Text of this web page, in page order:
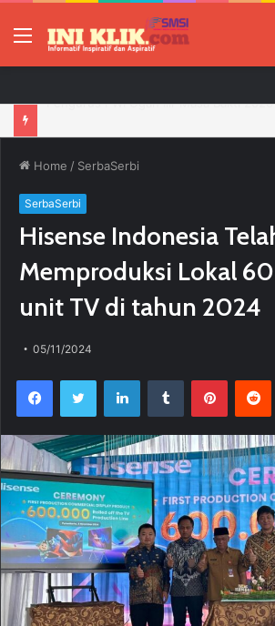
Menu
Home / SerbaSerbi
SerbaSerbi
Hisense Indonesia
Memproduksi Lokal
unit TV di tahun 2024
05/11/2024